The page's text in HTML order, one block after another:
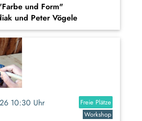
und Form"
und Peter Vögele
10:30 Uhr
Freie Plätze
Workshop